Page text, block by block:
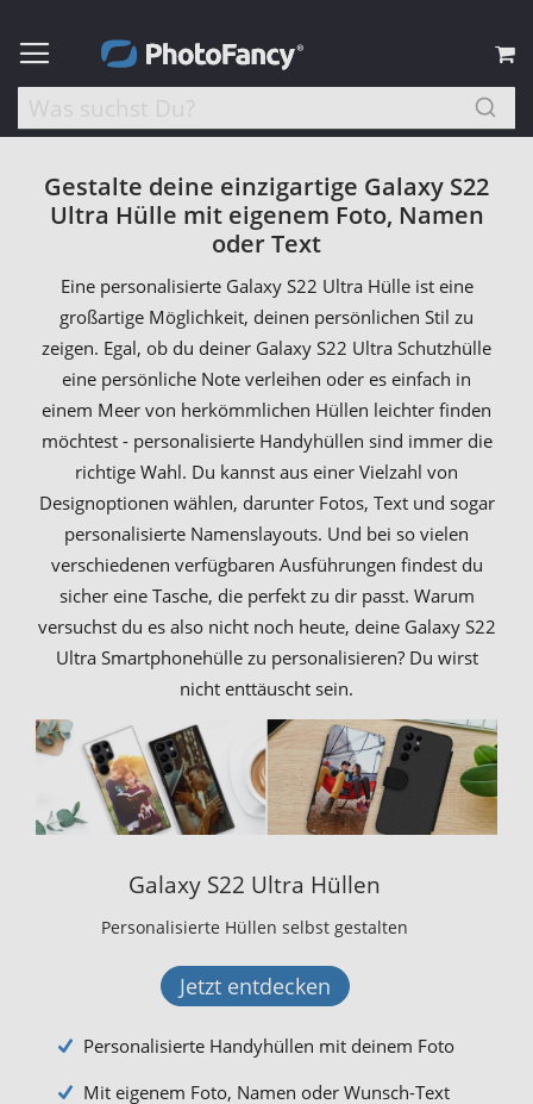
Gestalte deine einzigartige Galaxy S22
Ultra Hülle mit eigenem Foto, Namen
oder Text
Eine personalisierte Galaxy S22 Ultra Hülle ist eine
großartige Möglichkeit, deinen persönlichen Stil zu
zeigen. Egal, ob du deiner Galaxy S22 Ultra Schutzhülle
eine persönliche Note verleihen oder es einfach in
einem Meer von herkömmlichen Hüllen leichter finden
möchtest - personalisierte Handyhüllen sind immer die
richtige Wahl. Du kannst aus einer Vielzahl von
Designoptionen wählen, darunter Fotos, Text und sogar
personalisierte Namenslayouts. Und bei so vielen
verschiedenen verfügbaren Ausführungen findest du
sicher eine Tasche, die perfekt zu dir passt. Warum
versuchst du es also nicht noch heute, deine Galaxy S22
Ultra Smartphonehülle zu personalisieren? Du wirst
nicht enttäuscht sein.
Galaxy S22 Ultra Hüllen
Personalisierte Hüllen selbst gestalten
Jetzt entdecken
Personalisierte Handyhüllen mit deinem Foto
Mit eigenem Foto, Namen oder Wunsch-Text